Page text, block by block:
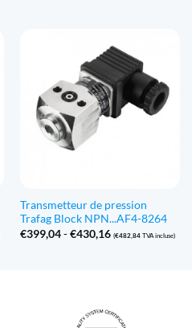
Transmetteur de pression
Trafag Block NPN...AF4-8264
€399,04 - €430,16Gamme
(€482,84TVA incluse)